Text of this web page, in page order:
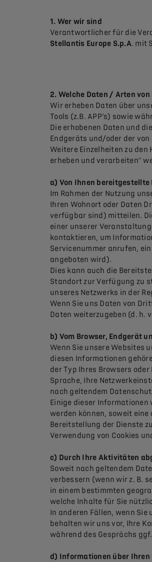
1. Wer wir sind
Verantwortlicher für die
Stellantis Europe S.p.A. mit
2. Welche Daten / Arten
Wir erheben Daten über
Tools (z.B. APP’s) sowie
Die erhobenen Daten und
Endgeräts und/oder der
Weitere Einzelheiten zu
erheben und verarbeiten"
a) Von Ihnen bereitgestellte
Im Rahmen der Nutzung
Ihren Wohnort oder Daten
verfügbar sind) mitteilen.
einer unserer
kontaktieren, um
Servicenummer anrufen,
angeboten wird).
Dies kann auch die
Standort zur Verfügung zu
unseres Netzwerks in der
Wenn Sie uns Daten von
Daten weiterzugeben (d. h.
b) Vom Browser, Endgerät
Wenn Sie unsere Websites
diesen Informationen
der Typ Ihres Browsers
Sprache, Ihre
nach geltendem
Einige dieser Informationen
werden können, soweit
Bereitstellung der Dienste
Verwendung von Cookies
c) Durch Ihre Aktivitäten
Soweit nach geltendem
verbessern (wenn wir z. B.
in einem bestimmten
welche Inhalte für Sie
In anderen Fällen, wenn
behalten wir uns vor, Ihre
während des Gesprächs
d) Informationen über